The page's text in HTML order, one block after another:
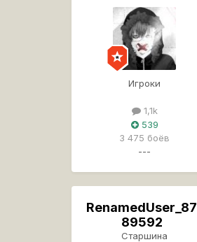
Игроки
1,1k
539
3 475 боёв
---
RenamedUser_87
89592
Старшина